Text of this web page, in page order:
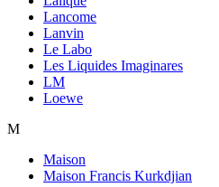
Lancome
Lanvin
Le Labo
Les Liquides Imaginares
LM
Loewe
M
Maison
Maison Francis Kurkdjian